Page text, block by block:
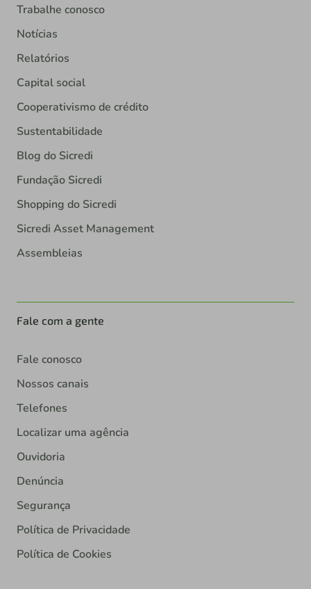
Trabalhe conosco
Notícias
Relatórios
Capital social
Cooperativismo de crédito
Sustentabilidade
Blog do Sicredi
Fundação Sicredi
Shopping do Sicredi
Sicredi Asset Management
Assembleias
Fale com a gente
Fale conosco
Nossos canais
Telefones
Localizar uma agência
Ouvidoria
Denúncia
Segurança
Política de Privacidade
Política de Cookies